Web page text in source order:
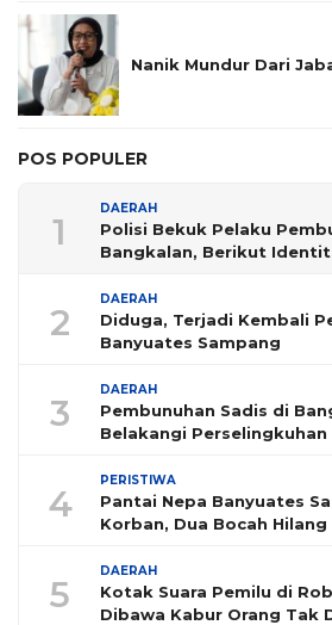
Nanik Mundur Dari
POS POPULER
1
DAERAH
Polisi Bekuk Pelaku
Bangkalan, Berikut
2
DAERAH
Diduga, Terjadi Kembali
Banyuates Sampang
3
DAERAH
Pembunuhan Sadis di
Belakangi Perselingkuhan
4
PERISTIWA
Pantai Nepa Banyuates
Korban, Dua Bocah
5
DAERAH
Kotak Suara Pemilu di
Dibawa Kabur Orang Tak